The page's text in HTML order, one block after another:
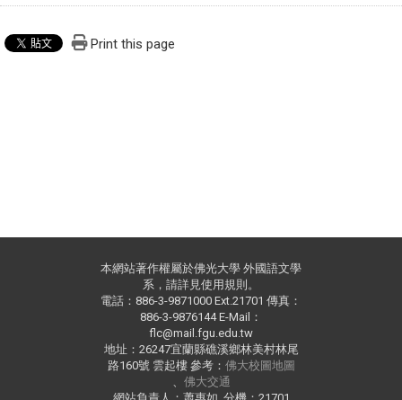
Print this page
本網站著作權屬於佛光大學 外國語文學
系，請詳見使用規則。
電話：886-3-9871000 Ext.21701 傳真：
886-3-9876144 E-Mail：
flc@mail.fgu.edu.tw
地址：26247宜蘭縣礁溪鄉林美村林尾
路160號 雲起樓 參考： 佛大校圖地圖
、 佛大交通